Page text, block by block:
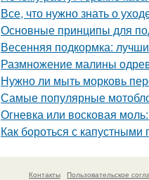
Все, что нужно знать о
Основные принципы для
Весенняя подкормка:
Размножение малины
Нужно ли мыть морковь
Самые популярные
Огневка или восковая
Как бороться с капустными
Контакты Пользовательское